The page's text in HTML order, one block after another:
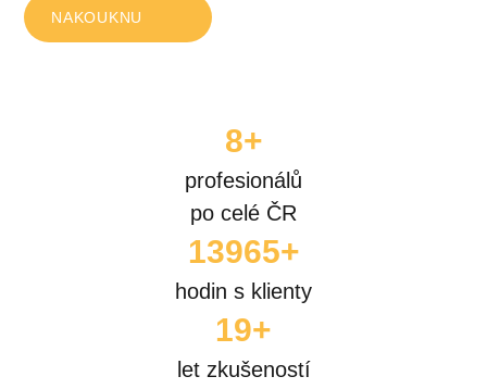
NAKOUKNU
10+
profesionálů
po celé ČR
17000+
hodin s klienty
24+
let zkušeností